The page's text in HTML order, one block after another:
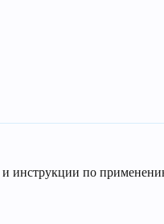
и инструкции по